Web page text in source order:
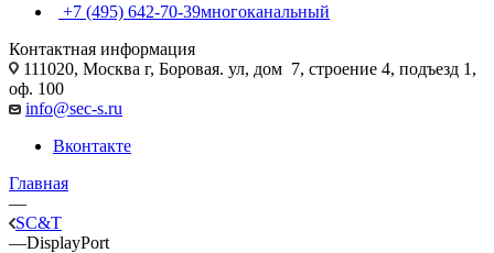
+7 (495) 642-70-39многоканальный
Контактная информация
111020, Москва г, Боровая. ул, дом 7, строение 4, подъезд 1,
оф. 100
info@sec-s.ru
Вконтакте
Главная
—
SC&T
—DisplayPort